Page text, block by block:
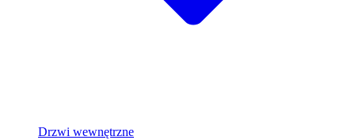
Drzwi wewnętrzne